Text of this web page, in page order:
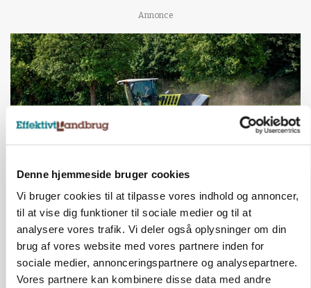
Denne hjemmeside bruger cookies
Vi bruger cookies til at tilpasse vores indhold og annoncer,
til at vise dig funktioner til sociale medier og til at
analysere vores trafik. Vi deler også oplysninger om din
brug af vores website med vores partnere inden for
sociale medier, annonceringspartnere og analysepartnere.
Vores partnere kan kombinere disse data med andre
Annonce
MASKINER
Forserie til selvkørende skårlægger afprøves i år
Annonce
ARRANGEMENT